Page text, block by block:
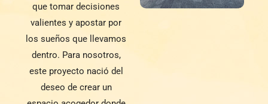
que tomar decisiones
valientes y apostar por
los sueños que llevamos
dentro. Para nosotros,
este proyecto nació del
deseo de crear un